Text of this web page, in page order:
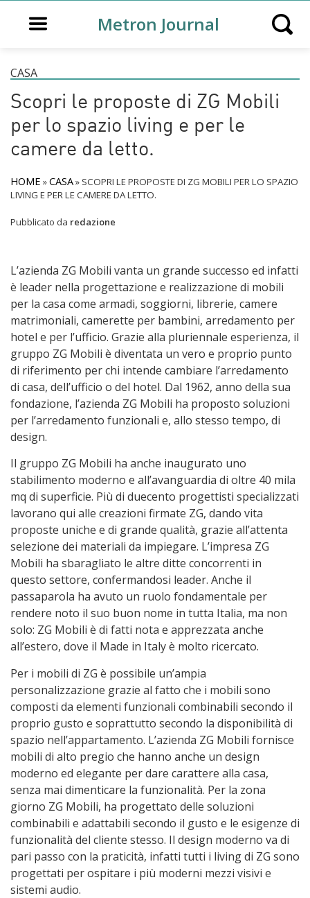
Open main menuMetron Journal Open
CASA
Scopri le proposte di ZG Mobili
per lo spazio living e per le
camere da letto.
HOME »CASA» SCOPRI LE PROPOSTE DI ZG MOBILI PER LO SPAZIO
LIVING E PER LE CAMERE DA LETTO.
Pubblicato da redazione
L’azienda ZG Mobili vanta un grande successo ed infatti
è leader nella progettazione e realizzazione di mobili
per la casa come armadi, soggiorni, librerie, camere
matrimoniali, camerette per bambini, arredamento per
hotel e per l’ufficio. Grazie alla pluriennale esperienza, il
gruppo ZG Mobili è diventata un vero e proprio punto
di riferimento per chi intende cambiare l’arredamento
di casa, dell’ufficio o del hotel. Dal 1962, anno della sua
fondazione, l’azienda ZG Mobili ha proposto soluzioni
per l’arredamento funzionali e, allo stesso tempo, di
design.
Il gruppo ZG Mobili ha anche inaugurato uno
stabilimento moderno e all’avanguardia di oltre 40 mila
mq di superficie. Più di duecento progettisti specializzati
lavorano qui alle creazioni firmate ZG, dando vita
proposte uniche e di grande qualità, grazie all’attenta
selezione dei materiali da impiegare. L’impresa ZG
Mobili ha sbaragliato le altre ditte concorrenti in
questo settore, confermandosi leader. Anche il
passaparola ha avuto un ruolo fondamentale per
rendere noto il suo buon nome in tutta Italia, ma non
solo: ZG Mobili è di fatti nota e apprezzata anche
all’estero, dove il Made in Italy è molto ricercato.
Per i mobili di ZG è possibile un’ampia
personalizzazione grazie al fatto che i mobili sono
composti da elementi funzionali combinabili secondo il
proprio gusto e soprattutto secondo la disponibilità di
spazio nell’appartamento. L’azienda ZG Mobili fornisce
mobili di alto pregio che hanno anche un design
moderno ed elegante per dare carattere alla casa,
senza mai dimenticare la funzionalità. Per la zona
giorno ZG Mobili, ha progettato delle soluzioni
combinabili e adattabili secondo il gusto e le esigenze di
funzionalità del cliente stesso. Il design moderno va di
pari passo con la praticità, infatti tutti i living di ZG sono
progettati per ospitare i più moderni mezzi visivi e
sistemi audio.